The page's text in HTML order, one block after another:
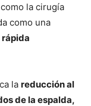
la cirugía
como una
la reducción al
de la espalda,